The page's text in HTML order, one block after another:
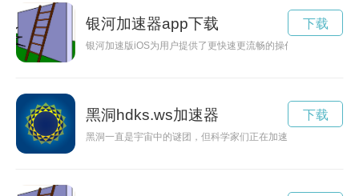
银河加速器app下载
银河加速版iOS为用户提供了更快速更流畅的操作体验，让你
下载
黑洞hdks.ws加速器
黑洞一直是宇宙中的谜团，但科学家们正在加速探索它的奥秘
下载